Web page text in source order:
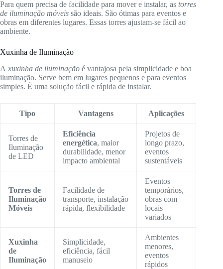
Para quem precisa de facilidade para mover e instalar, as torres
de iluminação móveis são ideais. São ótimas para eventos e
obras em diferentes lugares. Essas torres ajustam-se fácil ao
ambiente.
Xuxinha de Iluminação
A xuxinha de iluminação é vantajosa pela simplicidade e boa
iluminação. Serve bem em lugares pequenos e para eventos
simples. É uma solução fácil e rápida de instalar.
Tipo Vantagens Aplicações
Torres de
Iluminação
de LED
Eficiência
energética, maior
durabilidade, menor
impacto ambiental
Projetos de
longo prazo,
eventos
sustentáveis
Torres de
Iluminação
Móveis
Facilidade de
transporte, instalação
rápida, flexibilidade
Eventos
temporários,
obras com
locais
variados
Xuxinha
de
Iluminação
Simplicidade,
eficiência, fácil
manuseio
Ambientes
menores,
eventos
rápidos